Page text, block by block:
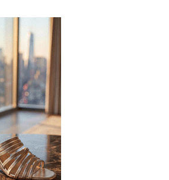
отмечает 60-летний
доверия миллионов
развития и понимания,
женщина завтра.
Весна–Лето 2027 открывает
а…